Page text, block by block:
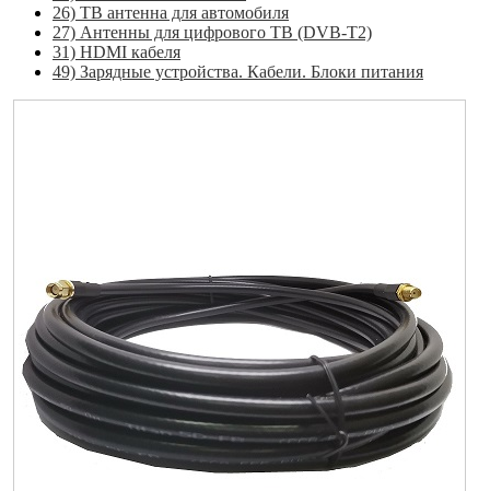
26) ТВ антенна для автомобиля
27) Антенны для цифрового ТВ (DVB-T2)
31) HDMI кабеля
49) Зарядные устройства. Кабели. Блоки питания